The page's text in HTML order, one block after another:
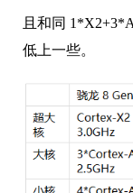
且和同
低上一些。